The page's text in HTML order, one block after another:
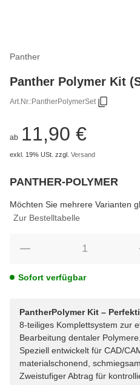
Panther
Panther Polymer Kit
Art.Nr.:PantherPolymerSet
ab 11,90 €
exkl. 19% USt. zzgl. Versand
PANTHER-POLYMER
Möchten Sie mehrere Varianten
Zur Bestelltabelle
Sofort verfügbar
PantherPolymer Kit –
8-teiliges Komplettsystem zur
Bearbeitung dentaler Polymere.
Speziell entwickelt für CAD/
materialschonend,
Zweistufiger Abtrag für